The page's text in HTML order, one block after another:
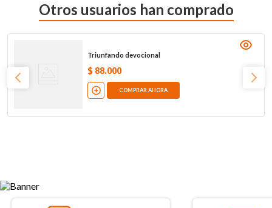
Otros usuarios han comprado
Triunfando devocional
$ 88.000
COMPRAR AHORA